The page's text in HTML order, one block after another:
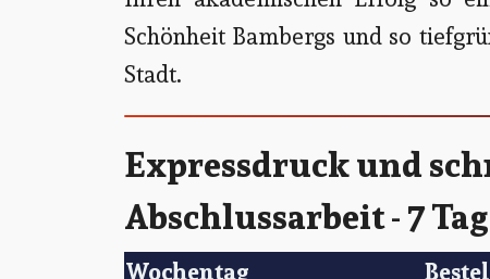
Schönheit Bambergs und so
Stadt.
Expressdruck und
Abschlussarbeit - 7